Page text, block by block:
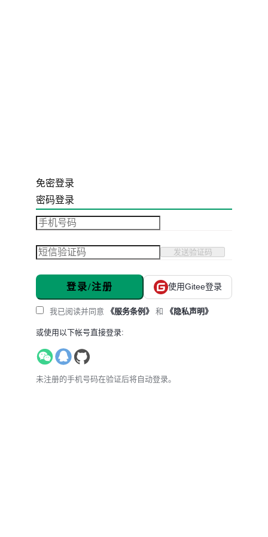
免密登录
密码登录
发送验证码
登录/注册 使用Gitee登录
我已阅读并同意 《服务条例》 和 《隐私声明》
或使用以下帐号直接登录:
未注册的手机号码在验证后将自动登录。